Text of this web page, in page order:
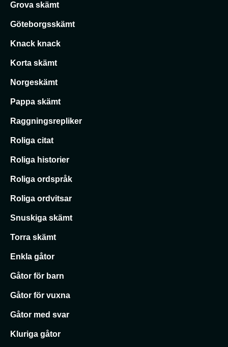
Grova skämt
Göteborgsskämt
Knack knack
Korta skämt
Norgeskämt
Pappa skämt
Raggningsrepliker
Roliga citat
Roliga historier
Roliga ordspråk
Roliga ordvitsar
Snuskiga skämt
Torra skämt
Enkla gåtor
Gåtor för barn
Gåtor för vuxna
Gåtor med svar
Kluriga gåtor